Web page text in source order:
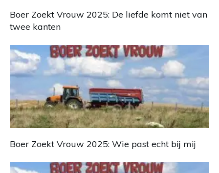
Boer Zoekt Vrouw 2025: De liefde komt niet van
twee kanten
Boer Zoekt Vrouw 2025: Wie past echt bij mij